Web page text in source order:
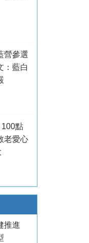
營參選
：藍白
點
老愛心
推進